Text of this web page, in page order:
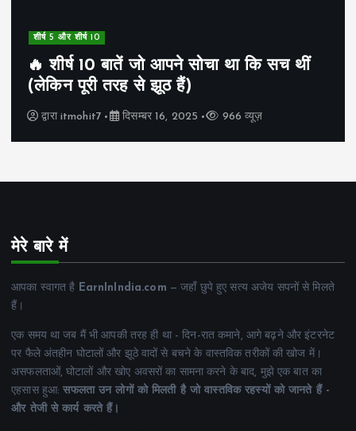
शीर्ष 5 और शीर्ष 10
🔥 शीर्ष 10 बातें जो आपने सोचा था कि सच थीं
(लेकिन पूरी तरह से झूठ हैं)
द्वारा itmohit7 दिसम्बर 16, 2025 966 व्यूज़
मेरे बारे में
आपका स्वागत है EarnInIndia.com — जहाँ छुपे हुए सत्य अजेय सपनों से मिलते
हैं।
एक समय था जब मैं भी आपकी तरह ही था - दिन-रात कमाने, आगे बढ़ने और इंटरनेट
पर फैले अंतहीन घोटालों और झूठे वादों से बचने के वास्तविक तरीकों की खोज में।
असफलताओं, घोटालों और खोए अवसरों का सामना करने के बाद, मुझे एक बात का
एहसास हुआ:सफलता उन लोगों को मिलती है जो वास्तविक रहस्यों को जानते हैं -
और तेजी से कार्य करते हैं।